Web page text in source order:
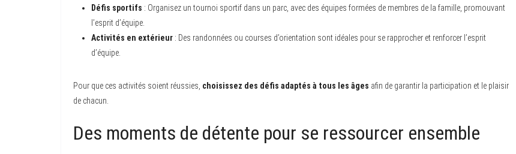
Défis sportifs : Organisez un tournoi sportif dans un parc, avec des équipes formées de membres de la famille, promouvant
l’esprit d’équipe.
Activités en extérieur : Des randonnées ou courses d’orientation sont idéales pour se rapprocher et renforcer l’esprit
d’équipe.
Pour que ces activités soient réussies, choisissez des défis adaptés à tous les âges afin de garantir la participation et le plaisir
de chacun.
Des moments de détente pour se ressourcer ensemble